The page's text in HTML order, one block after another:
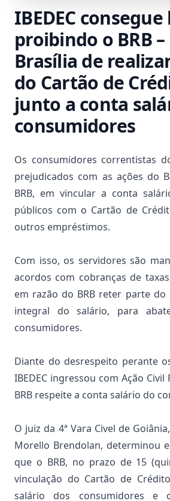
IBEDEC
proibindo o BRB
Brasília de
do Cartão de
junto a conta
consumidores
Os consumidores correntistas
prejudicados com as ações do
BRB, em vincular a conta
públicos com o Cartão de
outros empréstimos.
Com isso, os servidores são
acordos com cobranças de
em razão do BRB reter parte
integral do salário, para
consumidores.
Diante do desrespeito perante
IBEDEC ingressou com Ação
BRB respeite a conta salário do
O juiz da 4ª Vara Civel de
Morello Brendolan, determinou
que o BRB, no prazo de 15
vinculação do Cartão de
salário dos consumidores e